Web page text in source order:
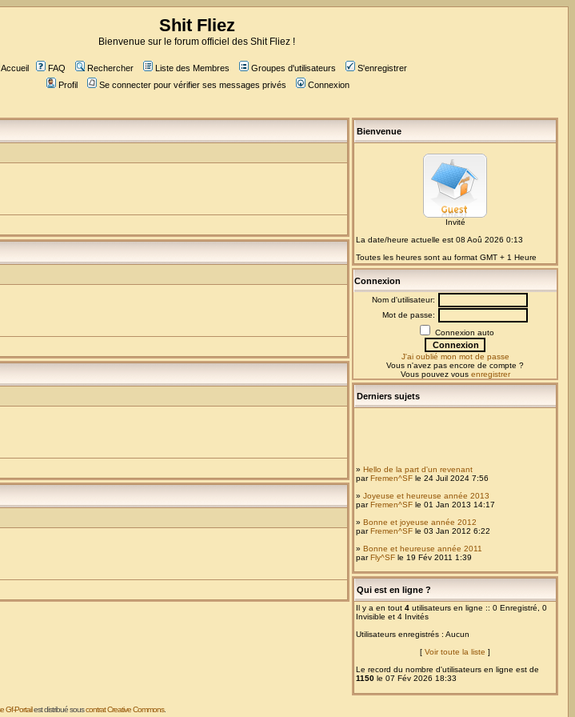
Shit Fliez
Bienvenue sur le forum officiel des Shit Fliez !
Accueil FAQ Rechercher Liste des Membres Groupes d'utilisateurs
S'enregistrer
Profil
Se connecter pour vérifier ses messages privés Connexion
Bienvenue
Invité
La date/heure actuelle est 08 Aoû 2026 0:13
Toutes les heures sont au format GMT + 1 Heure
Connexion
Nom d'utilisateur:
Mot de passe:
Connexion auto
J'ai oublié mon mot de passe
Vous n'avez pas encore de compte ?
Vous pouvez vous enregistrer
Derniers sujets
» Hello de la part d'un revenant
parFremen^SFle 24 Juil 2024 7:56
»
Joyeuse et heureuse année 2013
parFremen^SFle 01 Jan 2013 14:17
» Bonne et joyeuse année 2012
parFremen^SFle 03 Jan 2012 6:22
» Bonne et heureuse année 2011
parFly^SFle 19 Fév 2011 1:39
»Sur l'intérêt de la dissipation des HDD
parCrashsoundle 24 Jan 2009 1:05
»Joyeuse et bonne année 2009
parRewbsle 16 Jan 2009 0:10
parCrashsoundle 24 Nov 2008 7:36
Intrusions sur serveur FTP
»Virtualbox n'a pas aimé la plaisanterie.
Qui est en ligne ?
Il y a en tout 4 utilisateurs en ligne :: 0 Enregistré, 0
Invisible et 4 Invités
Utilisateurs enregistrés : Aucun
[ Voir toute la liste ]
Le record du nombre d'utilisateurs en ligne est de
1150 le 07 Fév 2026 18:33
Gf-Portailest distribué souscontrat Creative Commons.